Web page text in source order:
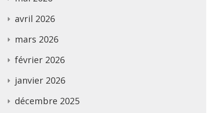
avril 2026
mars 2026
février 2026
janvier 2026
décembre 2025